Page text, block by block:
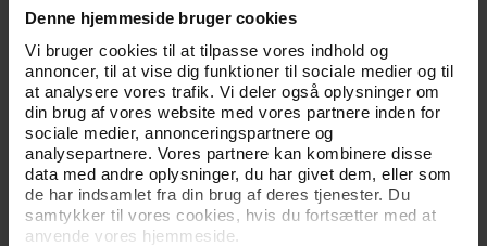
Denne hjemmeside bruger cookies
Vi bruger cookies til at tilpasse vores indhold og
annoncer, til at vise dig funktioner til sociale medier og til
at analysere vores trafik. Vi deler også oplysninger om
din brug af vores website med vores partnere inden for
sociale medier, annonceringspartnere og
analysepartnere. Vores partnere kan kombinere disse
data med andre oplysninger, du har givet dem, eller som
de har indsamlet fra din brug af deres tjenester. Du
samtykker til vores cookies, hvis du fortsætter med at
anvende vores hjemmeside.
3F SUPERLIGAEN TOG HUL PÅ
FORÅRET I DAG